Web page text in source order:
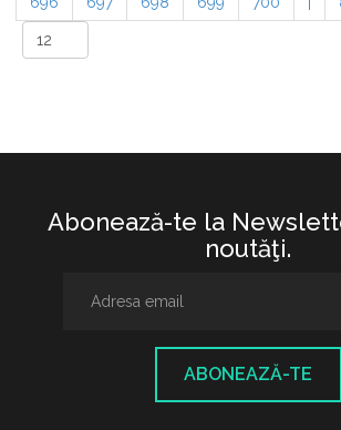
Abonează-te la
noutăţi.
ABONEAZĂ-TE